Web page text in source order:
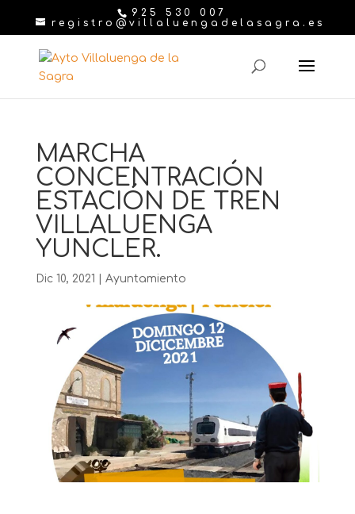
925 530 007
registro@villaluengadelasagra.es
MARCHA
CONCENTRACIÓN
ESTACIÓN DE TREN
VILLALUENGA
YUNCLER.
Dic 10, 2021 Ayuntamiento